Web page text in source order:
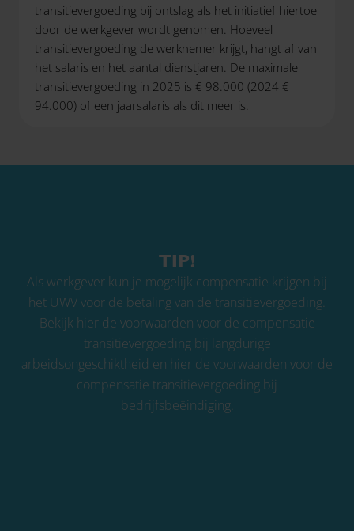
transitievergoeding bij ontslag als het initiatief hiertoe
door de werkgever wordt genomen. Hoeveel
transitievergoeding de werknemer krijgt, hangt af van
het salaris en het aantal dienstjaren. De maximale
transitievergoeding in 2025 is € 98.000 (2024 €
94.000) of een jaarsalaris als dit meer is.
TIP!
Als werkgever kun je mogelijk compensatie krijgen bij
het UWV voor de betaling van de transitievergoeding.
Bekijk hierde voorwaarden voor de compensatie
transitievergoeding bij langdurige
arbeidsongeschiktheid en hier de voorwaarden voor de
compensatie transitievergoeding bij
bedrijfsbeëindiging.